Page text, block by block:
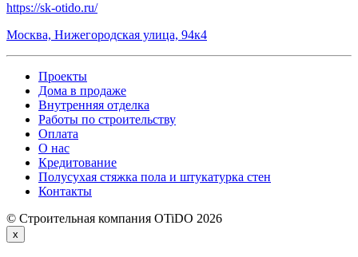
https://sk-otido.ru/
Москва, Нижегородская улица, 94к4
Проекты
Дома в продаже
Внутренняя отделка
Работы по строительству
Оплата
О нас
Кредитование
Полусухая стяжка пола и штукатурка стен
Контакты
© Строительная компания OTiDO 2026
x